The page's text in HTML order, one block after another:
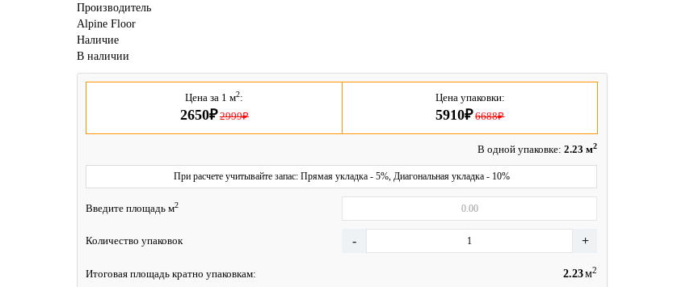
Производитель
Alpine Floor
Наличие
В наличии
Цена за 1 м2:
2650₽ 2999₽
Цена упаковки:
5910₽ 6688₽
В одной упаковке:2.23 м2
При расчете учитывайте запас: Прямая укладка - 5%, Диагональная укладка - 10%
Введите площадь м2
Количество упаковок
Итоговая площадь кратно упаковкам: м2